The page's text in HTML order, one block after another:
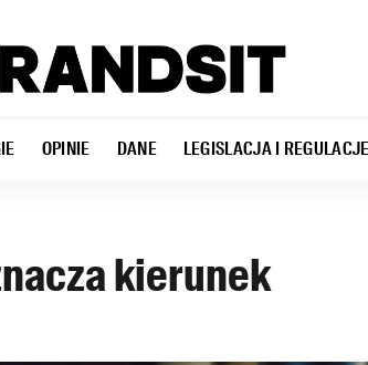
OPINIE DANE LEGISLACJA I
kierunek